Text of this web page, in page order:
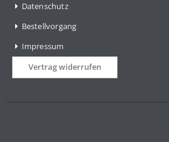
Datenschutz
Bestellvorgang
Impressum
Vertrag widerrufen